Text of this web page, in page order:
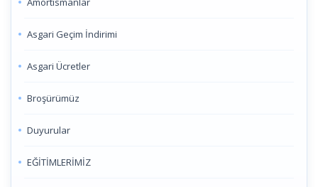
Asgari Geçim İndirimi
Asgari Ücretler
Broşürümüz
Duyurular
EĞİTİMLERİMİZ